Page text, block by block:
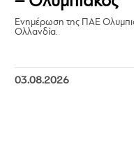
Ενημέρωση της ΠΑΕ
Ολλανδία.
03.08.2026